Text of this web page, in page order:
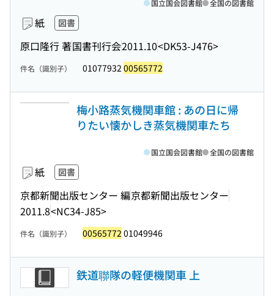
紙 図書
原口隆行 著国書刊行会2011.10<DK53-J476>
国立国会図書館 全国の図書館
件名（識別子） 01077932 00565772
梅小路蒸気機関車館 : あの日に帰
りたい懐かしき蒸気機関車たち
紙 図書
京都新聞出版センター 編京都新聞出版センター
2011.8<NC34-J85>
国立国会図書館 全国の図書館
件名（識別子） 00565772 01049946
鉄道聯隊の軽便機関車 上